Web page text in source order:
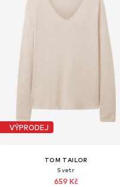
VÝPRODEJ
TOM TAILOR
Svetr
659 Kč